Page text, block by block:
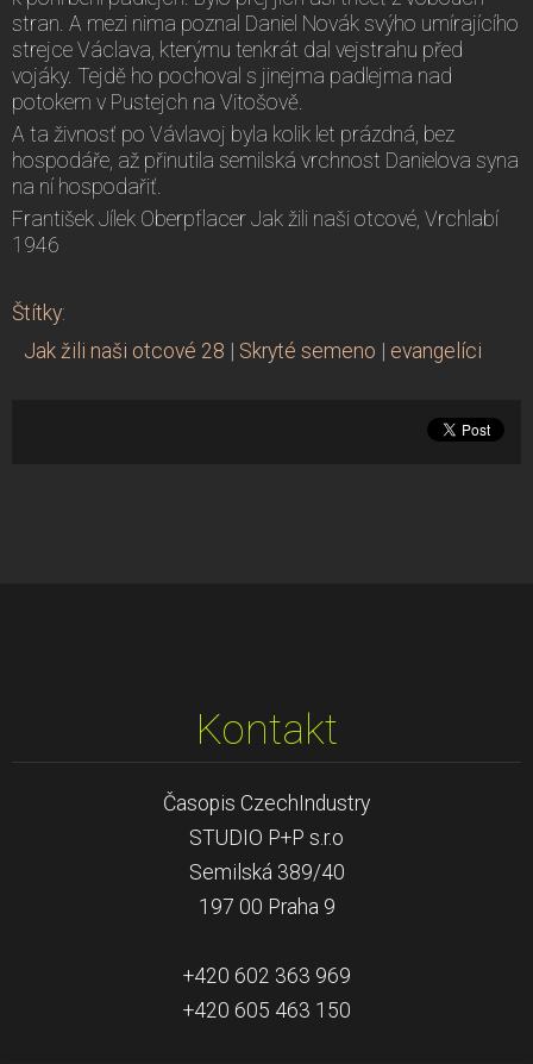
stran. A mezi nima poznal Daniel Novák svýho umírajícího
strejce Václava, kterýmu tenkrát dal vejstrahu před
vojáky. Tejdě ho pochoval s jinejma padlejma nad
potokem v Pustejch na Vitošově.
A ta živnosť po Vávlavoj byla kolik let prázdná, bez
hospodáře, až přinutila semilská vrchnost Danielova syna
na ní hospodařiť.
František Jílek Oberpflacer Jak žili naši otcové, Vrchlabí
1946
Štítky:
Jak žili naši otcové 28 | Skryté semeno | evangelíci
Kontakt
Časopis CzechIndustry
STUDIO P+P s.r.o
Semilská 389/40
197 00 Praha 9
+420 602 363 969
+420 605 463 150